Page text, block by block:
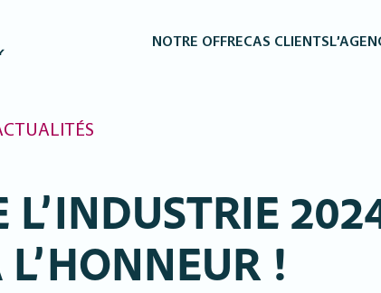
NOTRE OFFRECAS CLIENTS
L’INDUSTRIE
!